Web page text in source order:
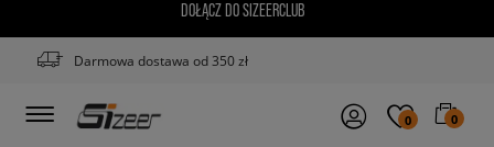
DOŁĄCZ DO SIZEERCLUB
Darmowa dostawa od 350 zł
0 0